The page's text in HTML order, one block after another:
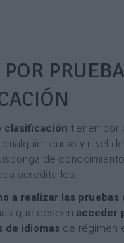
POR
clasificación tienen por
curso y nivel
de
acreditarlos.
a realizar las pruebas
que deseen acceder
de idiomas de régimen